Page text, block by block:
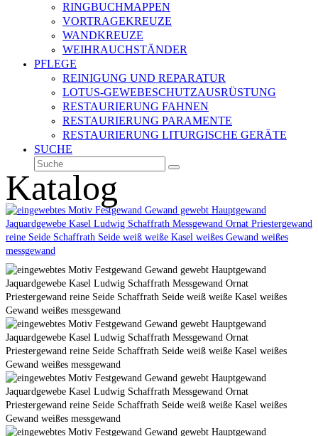
RINGBUCHMAPPEN
VORTRAGEKREUZE
WANDKREUZE
WEIHRAUCHSTÄNDER
PFLEGE
REINIGUNG UND REPARATUR
LOTUS-GEWEBESCHUTZAUSRÜSTUNG
RESTAURIERUNG FAHNEN
RESTAURIERUNG PARAMENTE
RESTAURIERUNG LITURGISCHE GERÄTE
SUCHE
Suche
Senden
Katalog